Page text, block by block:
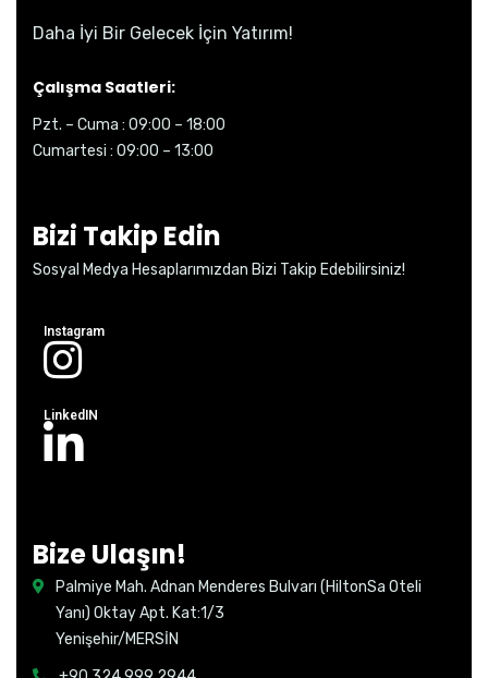
Daha İyi Bir Gelecek İçin Yatırım!
Çalışma Saatleri:
Pzt. – Cuma : 09:00 – 18:00
Cumartesi : 09:00 – 13:00
Bizi Takip Edin
Sosyal Medya Hesaplarımızdan Bizi Takip Edebilirsiniz!
Instagram
LinkedIN
Bize Ulaşın!
Palmiye Mah. Adnan Menderes Bulvarı (HiltonSa Oteli
Yanı) Oktay Apt. Kat:1/3
Yenişehir/MERSİN